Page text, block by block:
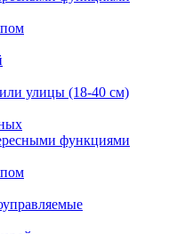
улицы (18-40 см)
функциями